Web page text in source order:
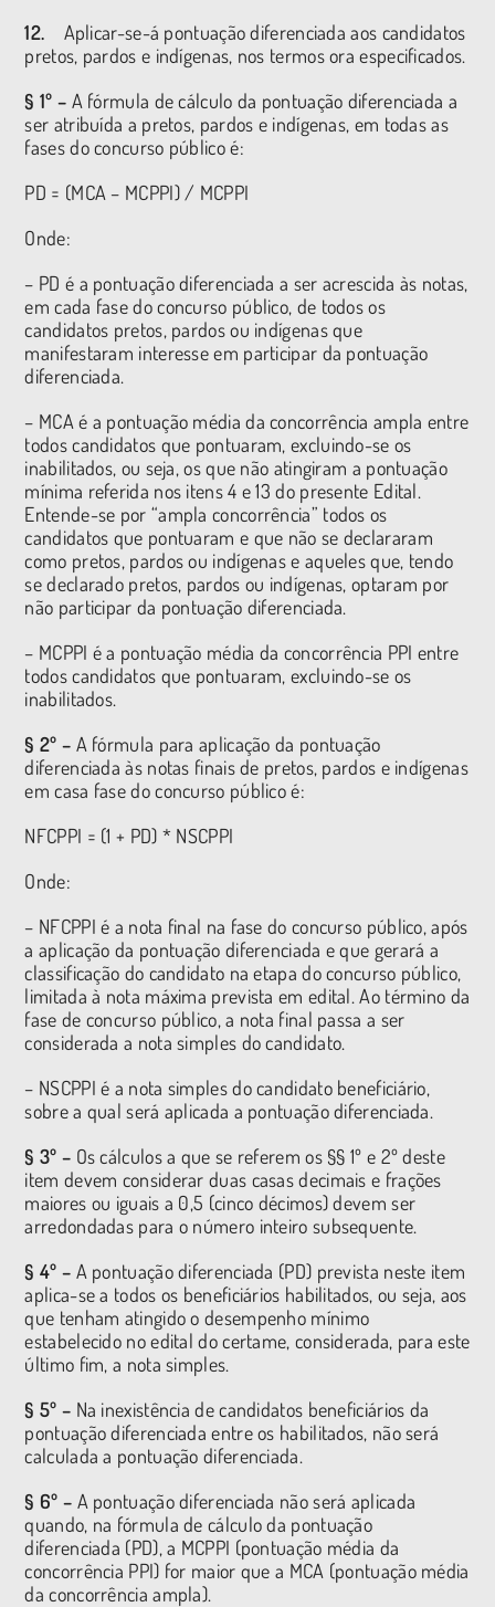
12. Aplicar-se-á pontuação diferenciada aos candidatos
pretos, pardos e indígenas, nos termos ora especificados.
§ 1º – A fórmula de cálculo da pontuação diferenciada a
ser atribuída a pretos, pardos e indígenas, em todas as
fases do concurso público é:
PD = (MCA – MCPPI) / MCPPI
Onde:
– PD é a pontuação diferenciada a ser acrescida às notas,
em cada fase do concurso público, de todos os
candidatos pretos, pardos ou indígenas que
manifestaram interesse em participar da pontuação
diferenciada.
– MCA é a pontuação média da concorrência ampla entre
todos candidatos que pontuaram, excluindo-se os
inabilitados, ou seja, os que não atingiram a pontuação
mínima referida nos itens 4 e 13 do presente Edital.
Entende-se por “ampla concorrência” todos os
candidatos que pontuaram e que não se declararam
como pretos, pardos ou indígenas e aqueles que, tendo
se declarado pretos, pardos ou indígenas, optaram por
não participar da pontuação diferenciada.
– MCPPI é a pontuação média da concorrência PPI entre
todos candidatos que pontuaram, excluindo-se os
inabilitados.
§ 2º – A fórmula para aplicação da pontuação
diferenciada às notas finais de pretos, pardos e indígenas
em casa fase do concurso público é:
NFCPPI = (1 + PD) * NSCPPI
Onde:
– NFCPPI é a nota final na fase do concurso público, após
a aplicação da pontuação diferenciada e que gerará a
classificação do candidato na etapa do concurso público,
limitada à nota máxima prevista em edital. Ao término da
fase de concurso público, a nota final passa a ser
considerada a nota simples do candidato.
– NSCPPI é a nota simples do candidato beneficiário,
sobre a qual será aplicada a pontuação diferenciada.
§ 3º – Os cálculos a que se referem os §§ 1º e 2º deste
item devem considerar duas casas decimais e frações
maiores ou iguais a 0,5 (cinco décimos) devem ser
arredondadas para o número inteiro subsequente.
§ 4º – A pontuação diferenciada (PD) prevista neste item
aplica-se a todos os beneficiários habilitados, ou seja, aos
que tenham atingido o desempenho mínimo
estabelecido no edital do certame, considerada, para este
último fim, a nota simples.
§ 5º – Na inexistência de candidatos beneficiários da
pontuação diferenciada entre os habilitados, não será
calculada a pontuação diferenciada.
§ 6º – A pontuação diferenciada não será aplicada
quando, na fórmula de cálculo da pontuação
diferenciada (PD), a MCPPI (pontuação média da
concorrência PPI) for maior que a MCA (pontuação média
da concorrência ampla).